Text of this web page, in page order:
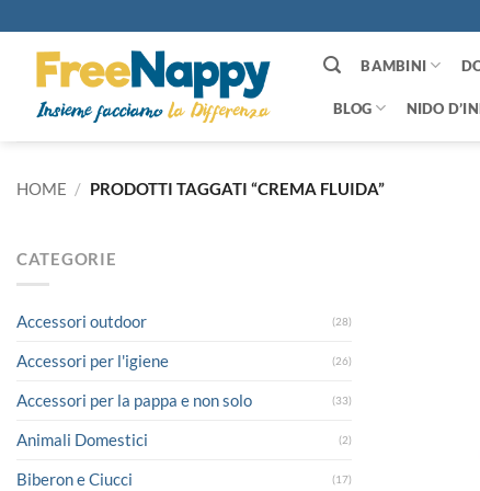
ai
contenuti
BAMBINI
BLOG NIDO
HOME / PRODOTTI TAGGATI “CREMA FLUIDA”
CATEGORIE
Accessori outdoor (28)
Accessori per l'igiene (26)
Accessori per la pappa e non solo (33)
Animali Domestici (2)
Biberon e Ciucci (17)